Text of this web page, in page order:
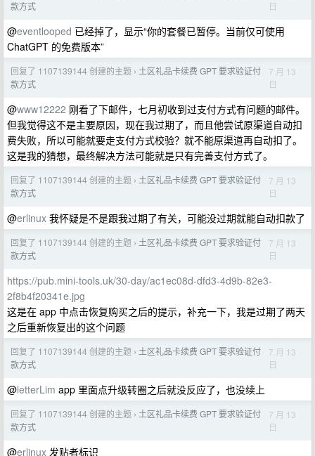
款方式
日
@eventlooped 已经掉了，显示“你的套餐已暂停。当前仅可使用
ChatGPT 的免费版本”
回复了 1107139144 创建的主题 › 土区礼品卡续费 GPT 要求验证付
款方式
7 月 13
日
@www12222 刚看了下邮件，七月初收到过支付方式有问题的邮件。
但我觉得这不是主要原因，现在我过期了，而且他尝试原渠道自动扣
费失败，所以可能就要走支付方式校验？就不能原渠道再自动扣了。
这是我的猜想，最终解决方法可能就是只有完善支付方式了。
回复了 1107139144 创建的主题 › 土区礼品卡续费 GPT 要求验证付
款方式
7 月 13
日
@erlinux 我怀疑是不是跟我过期了有关，可能没过期就能自动扣款了
回复了 1107139144 创建的主题 › 土区礼品卡续费 GPT 要求验证付
款方式
7 月 13
日
https://pub.mini-tools.uk/30-day/ac1ec08d-dfd3-4d9b-82e3-
2f8b4f20341e.jpg
这是在 app 中点击恢复购买之后的提示，补充一下，我是过期了两天
之后重新恢复出的这个问题
回复了 1107139144 创建的主题 › 土区礼品卡续费 GPT 要求验证付
款方式
7 月 13
日
@letterLim app 里面点升级转圈之后就没反应了，也没续上
回复了 1107139144 创建的主题 › 土区礼品卡续费 GPT 要求验证付
款方式
7 月 13
日
@erlinux 发贴者标识